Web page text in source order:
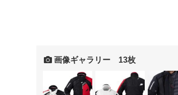
画像ギャラリー 13枚